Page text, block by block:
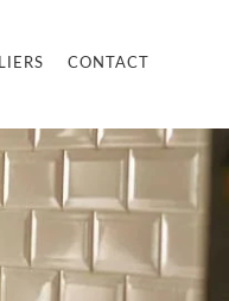
CONTACT